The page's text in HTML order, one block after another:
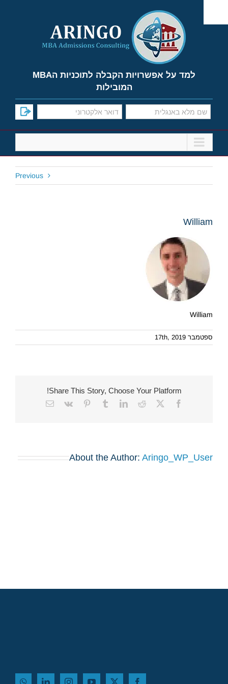
content
למד על אפשרויות הקבלה לתוכניות הMBA
המובילות
Previous
William
William
ספטמבר 17th, 2019
Share This Story, Choose Your Platform!
Facebook
X
Reddit
LinkedIn
Tumblr
Pinterest
Vk
Email
About the Author: Aringo_WP_User